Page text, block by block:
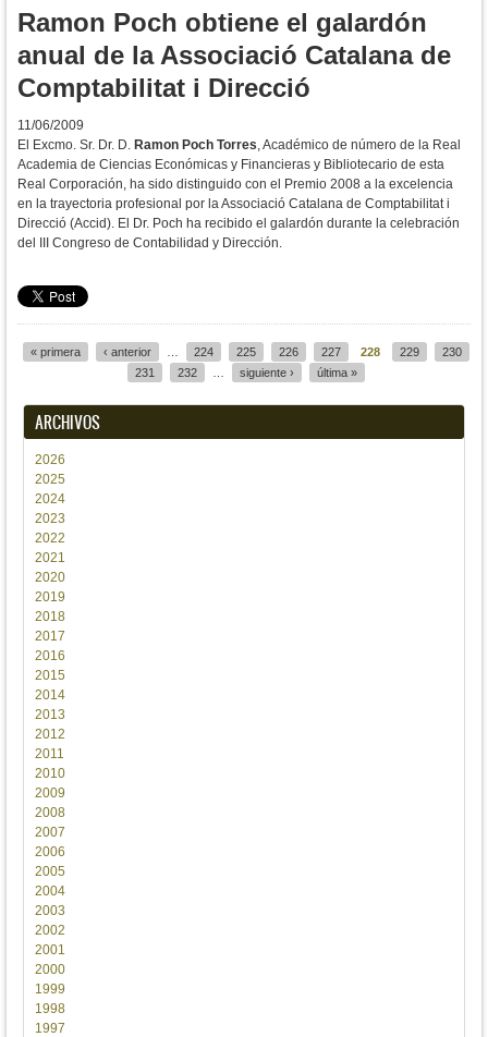
Ramon Poch obtiene el galardón
anual de la Associació Catalana de
Comptabilitat i Direcció
11/06/2009
El Excmo. Sr. Dr. D. Ramon Poch Torres, Académico de número de la Real
Academia de Ciencias Económicas y Financieras y Bibliotecario de esta
Real Corporación, ha sido distinguido con el Premio 2008 a la excelencia
en la trayectoria profesional por la Associació Catalana de Comptabilitat i
Direcció (Accid). El Dr. Poch ha recibido el galardón durante la celebración
del III Congreso de Contabilidad y Dirección.
« primera ‹ anterior 224 225 226 227 228 229
230
231
232 siguiente › última »
ARCHIVOS
2026
2025
2024
2023
2022
2021
2020
2019
2018
2017
2016
2015
2014
2013
2012
2011
2010
2009
2008
2007
2006
2005
2004
2003
2002
2001
2000
1999
1998
1997